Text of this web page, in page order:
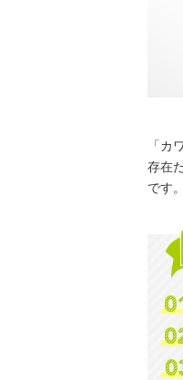
「
存在
です。